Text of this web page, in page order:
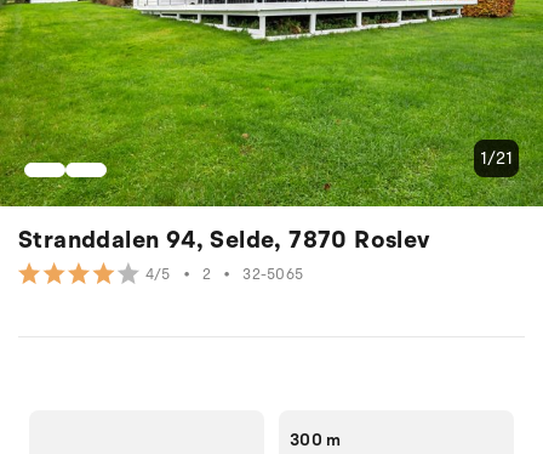
Stranddalen 94, Selde, 7870 Roslev
4/5 • 2 • 32-5065
1/21
300 m